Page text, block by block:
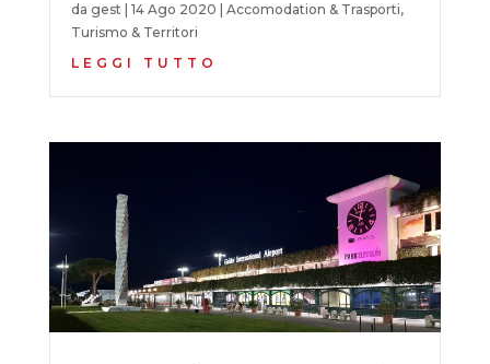
da gest 14 Ago 2020 Accomodation & Trasporti,
Turismo & Territori
LEGGI TUTTO